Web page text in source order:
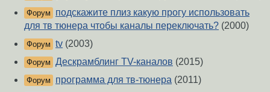
Форум
подскажите плиз какую прогу использовать
для тв тюнера чтобы каналы переключать? (2000)
Форум tv (2003)
Форум Дескрамблинг TV-каналов (2015)
Форум программа для тв-тюнера (2011)